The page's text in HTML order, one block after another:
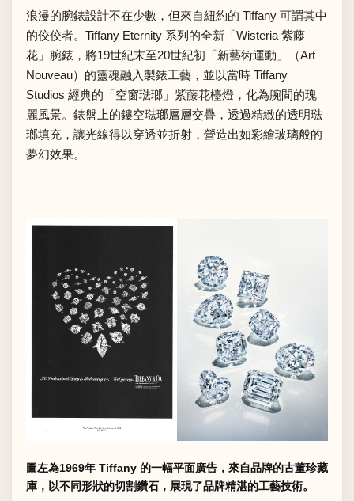
浪漫的腕錶設計不在少數，但來自紐約的 Tiffany 可謂其中
的佼佼者。Tiffany Eternity 系列的全新「Wisteria 紫藤
花」腕錶，將19世紀末至20世紀初「新藝術運動」（Art
Nouveau）的靈魂融入製錶工藝，並以當時 Tiffany
Studios 經典的「空窗琺瑯」紫藤花檯燈，化為腕間的瑰
麗風景。錶盤上的鏤空琺瑯層層交疊，透過精緻的透明琺
瑯填充，讓光線得以穿透並折射，營造出如彩繪玻璃般的
夢幻效果。
圖左為1969年 Tiffany 的一幅平面廣告，來自品牌的古董珍藏
庫，以不同形狀的切割鑽石，展現了品牌精湛的工藝技術。